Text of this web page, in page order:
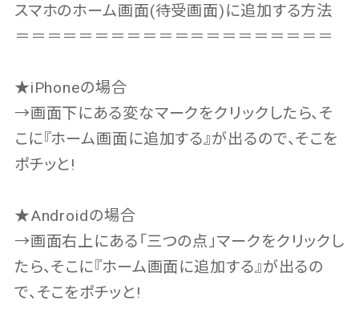
スマホのホーム画面(待受画面)に追加する方法
＝＝＝＝＝＝＝＝＝＝＝＝＝＝＝＝＝＝＝＝
★iPhoneの場合
→画面下にある変なマークをクリックしたら、そ
こに『ホーム画面に追加する』が出るので、そこを
ポチッと!
★Androidの場合
→画面右上にある「三つの点」マークをクリックし
たら、そこに『ホーム画面に追加する』が出るの
で、そこをポチッと!